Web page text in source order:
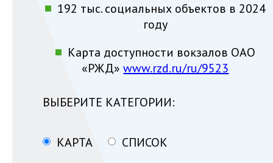
192 тыс. социальных объектов в 2024
году
Карта доступности вокзалов ОАО
«РЖД»www.rzd.ru/ru/9523
ВЫБЕРИТЕ КАТЕГОРИИ:
КАРТА СПИСОК